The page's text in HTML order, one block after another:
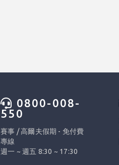
0800-008-
550
賽事 / 高爾夫假期 - 免付費
專線
週一 ~ 週五 8:30 ~ 17:30